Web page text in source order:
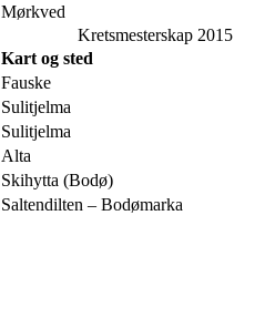
Mørkved
Kretsmesterskap 2015
Kart og sted
Fauske
Sulitjelma
Sulitjelma
Alta
Skihytta (Bodø)
Saltendilten – Bodømarka